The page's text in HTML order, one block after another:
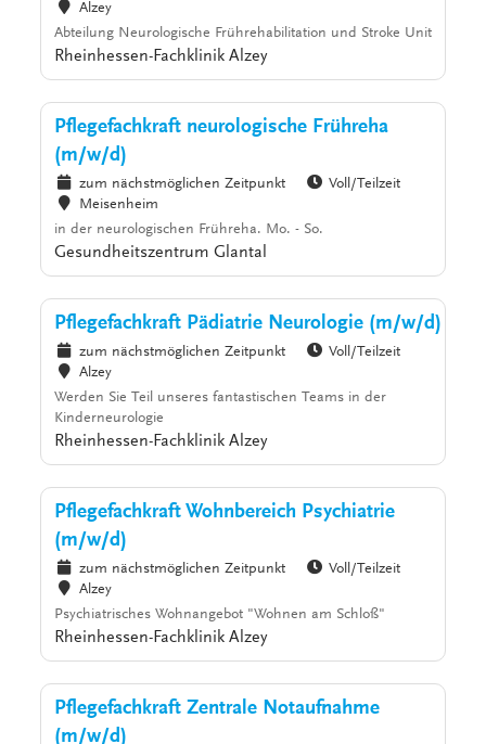
Alzey
Abteilung Neurologische Frührehabilitation und Stroke Unit
Rheinhessen-Fachklinik Alzey
Pflegefachkraft neurologische Frühreha
(m/w/d)
zum nächstmöglichen Zeitpunkt
Voll/Teilzeit
Meisenheim
in der neurologischen Frühreha. Mo. - So.
Gesundheitszentrum Glantal
Pflegefachkraft Pädiatrie Neurologie (m/w/d)
zum nächstmöglichen Zeitpunkt
Voll/Teilzeit
Alzey
Werden Sie Teil unseres fantastischen Teams in der
Kinderneurologie
Rheinhessen-Fachklinik Alzey
Pflegefachkraft Wohnbereich Psychiatrie
(m/w/d)
zum nächstmöglichen Zeitpunkt
Voll/Teilzeit
Alzey
Psychiatrisches Wohnangebot "Wohnen am Schloß"
Rheinhessen-Fachklinik Alzey
Pflegefachkraft Zentrale Notaufnahme
(m/w/d)